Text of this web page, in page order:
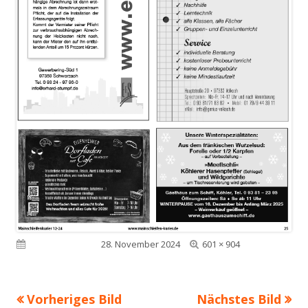
Veröffentlicht am28. November 2024
Volle
601 × 904
Vorheriges Bild Nächstes Bild